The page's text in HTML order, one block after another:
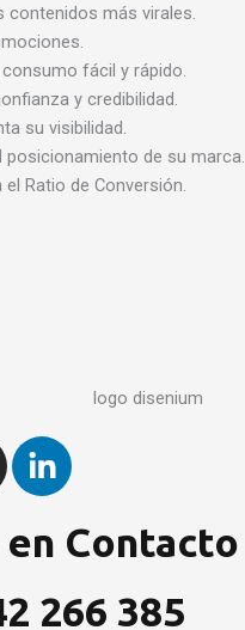
contenidos más virales.
fácil y rápido.
y credibilidad.
su visibilidad.
posicionamiento de su marca.
Ratio de Conversión.
L
i
k
d
Contacto
266 385